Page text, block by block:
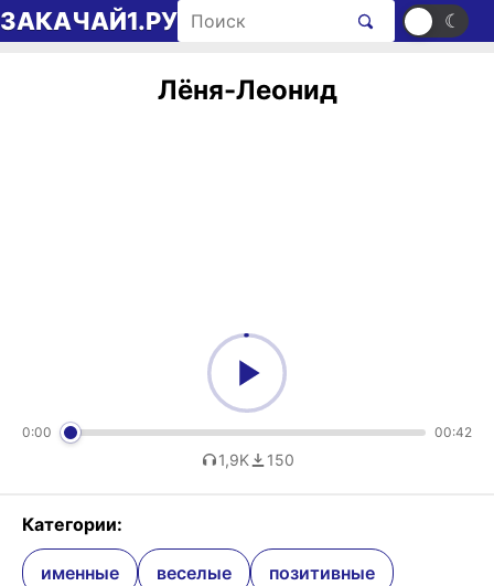
Перейти к содержимому
ЗАКАЧАЙ1.РУ Поиск рингтонов ☀ ☾
Лёня-Леонид
0:00 00:42
1,9K 150
Категории:
именные веселые позитивные